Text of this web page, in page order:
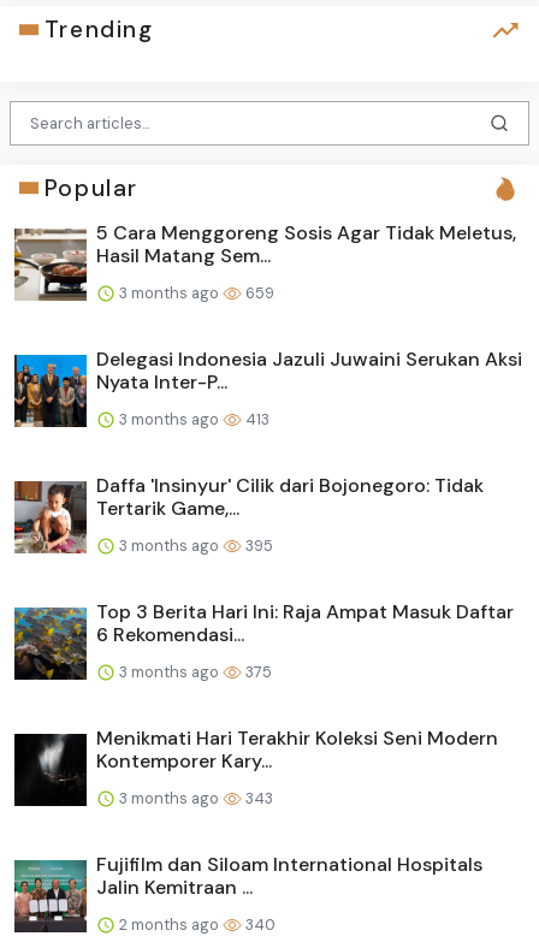
Trending
Popular
5 Cara Menggoreng Sosis Agar Tidak Meletus,
Hasil Matang Sem...
3 months ago 659
Delegasi Indonesia Jazuli Juwaini Serukan Aksi
Nyata Inter-P...
3 months ago 413
Daffa 'Insinyur' Cilik dari Bojonegoro: Tidak
Tertarik Game,...
3 months ago 395
Top 3 Berita Hari Ini: Raja Ampat Masuk Daftar
6 Rekomendasi...
3 months ago 375
Menikmati Hari Terakhir Koleksi Seni Modern
Kontemporer Kary...
3 months ago 343
Fujifilm dan Siloam International Hospitals
Jalin Kemitraan ...
2 months ago 340